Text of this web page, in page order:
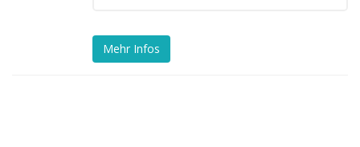
Mehr Infos